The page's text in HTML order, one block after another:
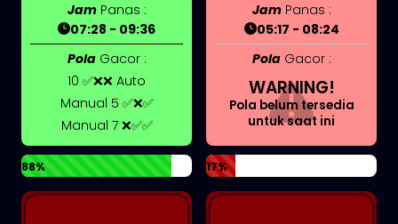
JamPanas :
07:28 - 09:36
PolaGacor :
10 ✅❌❌ Auto
Manual 5 ✅❌✅
Manual 7 ❌✅✅
88%
JamPanas :
05:17 - 08:24
PolaGacor :
WARNING!
Pola belum tersedia
untuk saat ini
17%